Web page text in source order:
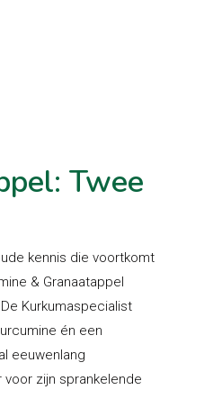
Twee
kennis die voortkomt
& Granaatappel
Kurkumaspecialist
én een
eeuwenlang
zijn sprankelende